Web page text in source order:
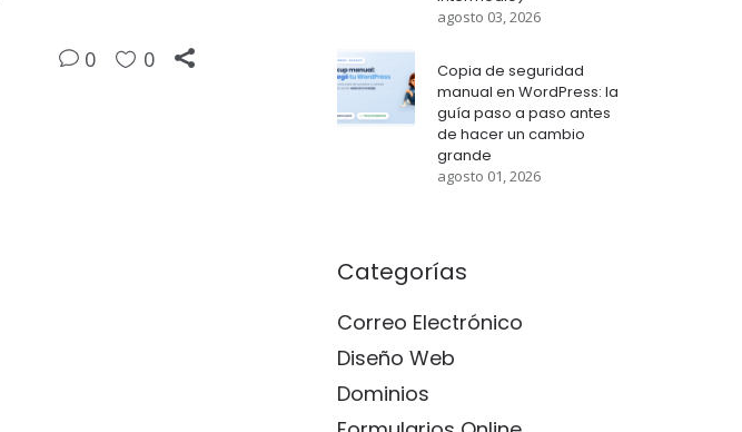
0 0
agosto 03, 2026
Copia de seguridad
manual en WordPress: la
guía paso a paso antes
de hacer un cambio
grande
agosto 01, 2026
Categorías
Correo Electrónico
Diseño Web
Dominios